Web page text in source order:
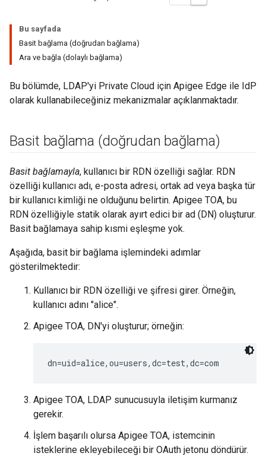
Bu sayfada
Basit bağlama (doğrudan bağlama)
Ara ve bağla (dolaylı bağlama)
Bu bölümde, LDAP'yi Private Cloud için Apigee Edge ile IdP
olarak kullanabileceğiniz mekanizmalar açıklanmaktadır.
Basit bağlama (doğrudan bağlama)
Basit bağlamayla, kullanıcı bir RDN özelliği sağlar. RDN
özelliği kullanıcı adı, e-posta adresi, ortak ad veya başka tür
bir kullanıcı kimliği ne olduğunu belirtin. Apigee TOA, bu
RDN özelliğiyle statik olarak ayırt edici bir ad (DN) oluşturur.
Basit bağlamaya sahip kısmi eşleşme yok.
Aşağıda, basit bir bağlama işlemindeki adımlar
gösterilmektedir:
Kullanıcı bir RDN özelliği ve şifresi girer. Örneğin,
kullanıcı adını "alice".
Apigee TOA, DN'yi oluşturur; örneğin:
dn=uid=alice,ou=users,dc=test,dc=com
Apigee TOA, LDAP sunucusuyla iletişim kurmanız
gerekir.
İşlem başarılı olursa Apigee TOA, istemcinin
isteklerine ekleyebileceği bir OAuth jetonu döndürür.